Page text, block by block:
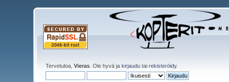
Tervetuloa,Vieras . Ole hyvä jakirjaudu tairekisteröidy.